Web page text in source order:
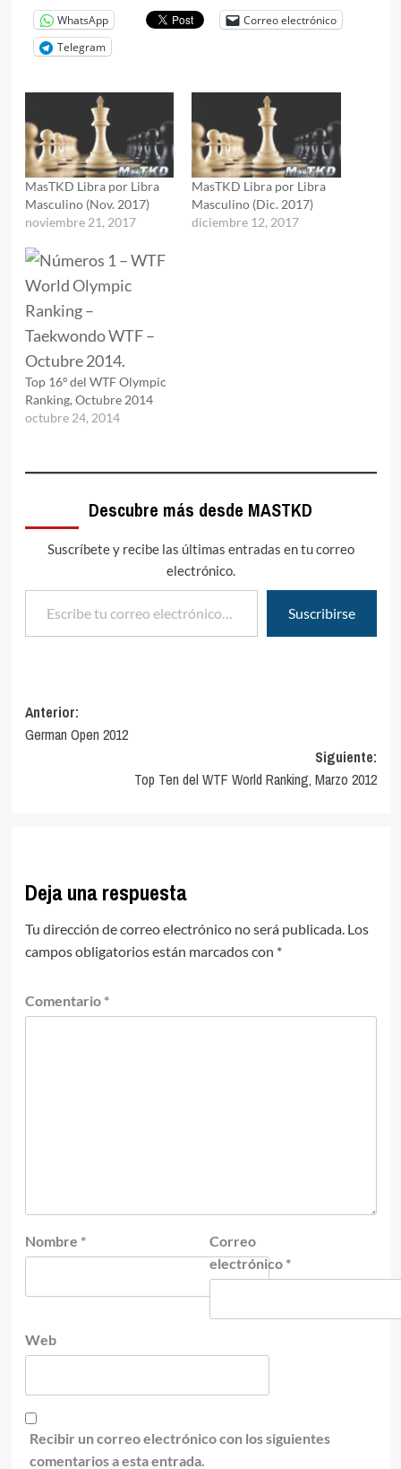
WhatsApp
Correo electrónico
Telegram
MasTKD Libra por Libra
Masculino (Nov. 2017)
noviembre 21, 2017
MasTKD Libra por Libra
Masculino (Dic. 2017)
diciembre 12, 2017
Top 16º del WTF Olympic
Ranking, Octubre 2014
octubre 24, 2014
Descubre más desde MASTKD
Suscríbete y recibe las últimas entradas en tu correo
electrónico.
Escribe tu correo electrónico…
Suscribirse
Navegación
de
Anterior:
German Open 2012
Siguiente:
Top Ten del WTF World Ranking, Marzo 2012
Deja una respuesta
Tu dirección de correo electrónico no será publicada. Los
campos obligatorios están marcados con *
Comentario *
Nombre *
Correo
electrónico *
Web
Recibir un correo electrónico con los siguientes
comentarios a esta entrada.